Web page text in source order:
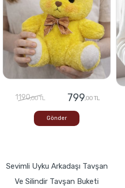
1190,00 TL 799,00 TL
Gönder
Sevimli Uyku Arkadaşı Tavşan
Ve Silindir Tavşan Buketi